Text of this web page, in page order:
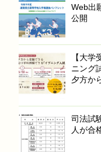
Web出
公開
【大
ニング
夕方か
司法試
人が合